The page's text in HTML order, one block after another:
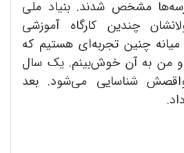
مشخص شدند. بنیاد ملی
چندین کارگاه آموزشی
چنین تجربه‌ای هستیم که
من به آن خوش‌بینم. یک سال
شناسایی می‌شود. بعد